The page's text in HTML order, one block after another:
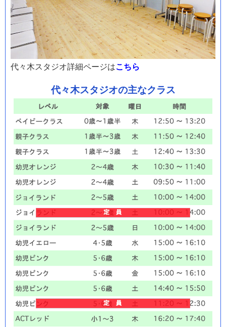
代々木スタジオ詳細ページはこちら
代々木スタジオの主なクラス